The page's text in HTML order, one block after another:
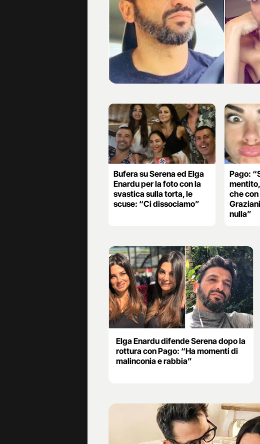
Bufera su Serena ed Elga
Enardu per la foto con la
svastica sulla torta, le
scuse: “Ci dissociamo”
Pago:
che
nulla”
Elga Enardu difende Serena dopo la
rottura con Pago: “Ha momenti di
malinconia e rabbia”